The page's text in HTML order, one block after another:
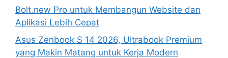
Bolt.new Pro untuk Membangun Website dan
Aplikasi Lebih Cepat
Asus Zenbook S 14 2026, Ultrabook Premium
yang Makin Matang untuk Kerja Modern